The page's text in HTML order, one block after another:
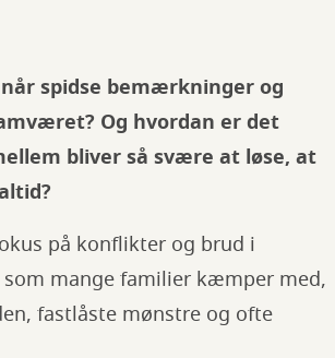
spidse bemærkninger og
Og hvordan er det
bliver så svære at løse, at
på konflikter og brud i
mange familier kæmper med,
fastlåste mønstre og ofte